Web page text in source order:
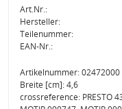
Art.Nr.:
Hersteller:
Teilenummer:
EAN-Nr.:
Artikelnummer: 02472000
Breite [cm]: 4,6
crossreference: PRESTO